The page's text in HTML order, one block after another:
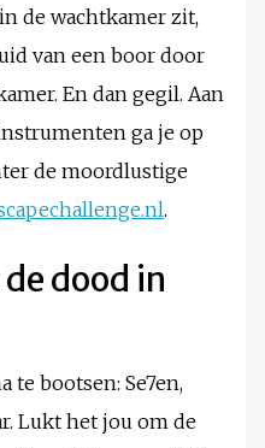
de wachtkamer zit,
van een boor door
En dan gegil. Aan
ga je op
de moordlustige
.
dood in
te bootsen: Se7en,
Lukt het jou om de